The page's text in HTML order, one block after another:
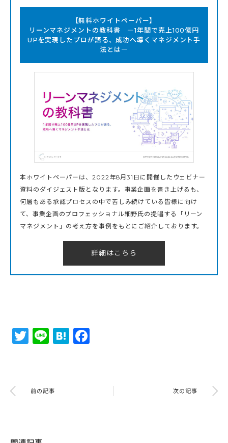
【無料ホワイトペーパー】
リーンマネジメントの教科書 ―1年間で売上100億円
UPを実現したプロが語る、成功へ導くマネジメント手
法とは―
本ホワイトペーパーは、2022年8月31日に開催したウェビナー
資料のダイジェスト版となります。事業企画を書き上げるも、
何層もある承認プロセスの中で苦しみ続けている皆様に向け
て、事業企画のプロフェッショナル細野氏の提唱する「リーン
マネジメント」の考え方を事例をもとにご紹介しております。
詳細はこちら
Twitter
LineHatena
前の記事 次の記事